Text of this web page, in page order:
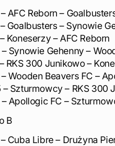
AFC Reborn –
Goalbusters – Synowie
Koneserzy – AFC Reborn
Synowie Gehenny –
RKS 300 Junikowo –
Wooden Beavers FC –
– Szturmowcy – RKS 300
– Apollogic FC –
B
Cuba Libre – Drużyna